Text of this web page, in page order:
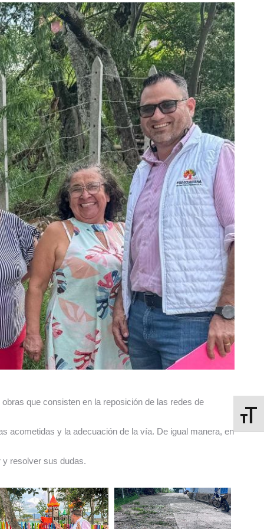
que consisten en la reposición de las redes de
acometidas y la adecuación de la vía. De igual manera, en
y resolver sus dudas.